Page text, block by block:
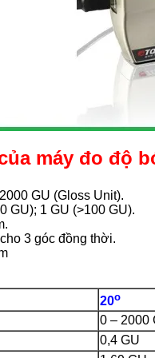
máy đo độ
GU (Gloss Unit).
GU); 1 GU (>100 GU).
3 góc đồng thời.
20o
0 – 2000
0,4 GU